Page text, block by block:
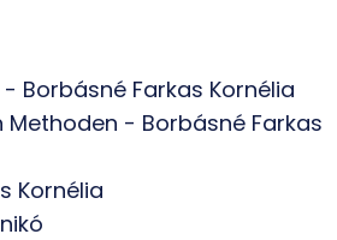
Borbásné Farkas Kornélia
- Borbásné Farkas
Kornélia